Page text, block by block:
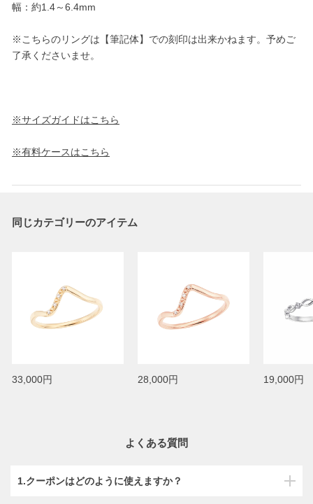
幅：約1.4～6.4mm
※こちらのリングは【筆記体】での刻印は出来かねます。予めご
了承くださいませ。
※サイズガイドはこちら
※有料ケースはこちら
同じカテゴリーのアイテム
33,000円 28,000円 19,000円
よくある質問
1.クーポンはどのように使えますか？